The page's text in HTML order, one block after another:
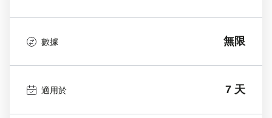
數據 無限
適用於 7 天